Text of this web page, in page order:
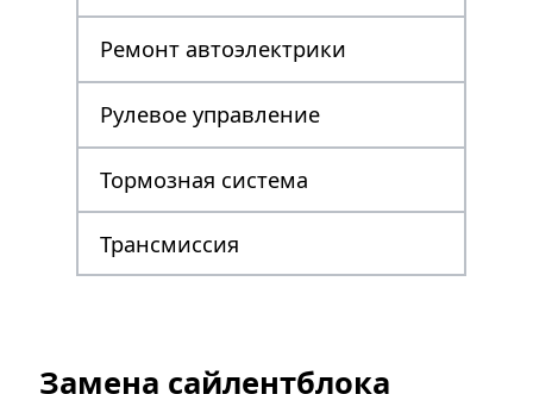
Ремонт автоэлектрики
Рулевое управление
Тормозная система
Трансмиссия
Замена сайлентблока